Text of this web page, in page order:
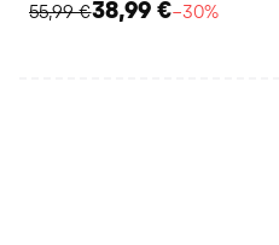
55,99 €38,99 €−30%